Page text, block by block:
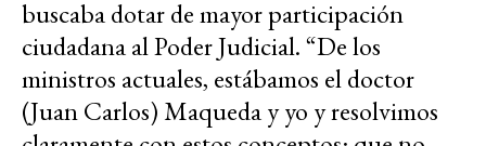
buscaba dotar de mayor participación
ciudadana al Poder Judicial. “De los
ministros actuales, estábamos el doctor
(Juan Carlos) Maqueda y yo y resolvimos